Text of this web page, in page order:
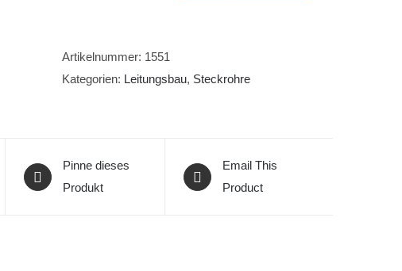
KG2000
Menge
Artikelnummer: 1551
Kategorien: Leitungsbau, Steckrohre
Pinne dieses
Produkt
Email This
Product